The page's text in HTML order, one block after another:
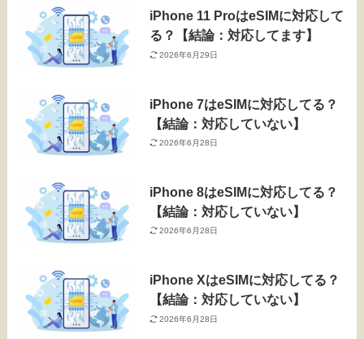
iPhone 11 ProはeSIMに対応して
る？【結論：対応してます】
2026年6月29日
iPhone 7はeSIMに対応してる？
【結論：対応していない】
2026年6月28日
iPhone 8はeSIMに対応してる？
【結論：対応していない】
2026年6月28日
iPhone XはeSIMに対応してる？
【結論：対応していない】
2026年6月28日